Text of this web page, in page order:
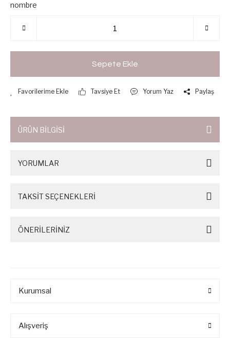
nombre
Sepete Ekle
Tavsiye Et Yorum Yaz Paylaş
ÜRÜN BİLGİSİ
YORUMLAR
TAKSİT SEÇENEKLERİ
ÖNERİLERİNİZ
Kurumsal
Alışveriş